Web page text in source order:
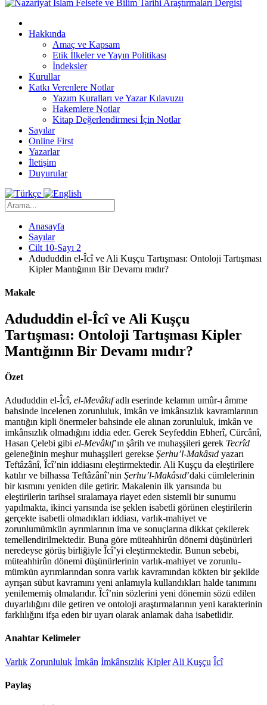
Hakkında
Amaç ve Kapsam
Etik İlkeler ve Yayın Politikası
İndeksler
Kurullar
Katkı Verenlere Notlar
Yazım Kuralları ve Yazar Kılavuzu
Hakemlere Notlar
Kitap Değerlendirmesi İçin Notlar
Sayılar
Online First
Yazarlar
İletişim
Duyurular
Anasayfa
Sayılar
Cilt 10-Sayı 2
Adududdin el-Îcî ve Ali Kuşçu Tartışması: Ontoloji Tartışması
Kipler Mantığının Bir Devamı mıdır?
Makale
Adududdin el-Îcî ve Ali Kuşçu
Tartışması: Ontoloji Tartışması Kipler
Mantığının Bir Devamı mıdır?
Özet
Adududdin el-Îcî, el-Mevâkıfadlı eserinde kelamın umûr-ı âmme
bahsinde incelenen zorunluluk, imkân ve imkânsızlık kavramlarının
mantığın kipli önermeler bahsinde ele alınan zorunluluk, imkân ve
imkânsızlık olmadığını iddia eder. Gerek Seyfeddin Ebherî, Cürcânî,
Hasan Çelebi gibi el-Mevâkıf’ın şârih ve muhaşşileri gerek Tecrîd
geleneğinin meşhur muhaşşileri gerekse Şerhu’l-Makâsıd yazarı
Teftâzânî, Îcî’nin iddiasını eleştirmektedir. Ali Kuşçu da eleştirilere
katılır ve bilhassa Teftâzânî’nin Şerhu’l-Makâsıd’daki cümlelerinin
bir kısmını yeniden dile getirir. Makalenin ilk yarısında bu
eleştirilerin tarihsel sıralamaya riayet eden sistemli bir sunumu
yapılmakta, ikinci yarısında ise şeklen isabetli görünen eleştirilerin
gerçekte isabetli olmadıkları iddiası, varlık-mahiyet ve
zorunlumümkün ayrımlarının ima ve sonuçlarına dikkat çekilerek
temellendirilmektedir. Buna göre müteahhirûn dönemi düşünürleri
neredeyse görüş birliğiyle Îcî’yi eleştirmektedir. Bunun sebebi,
müteahhirûn dönemi düşünürlerinin varlık-mahiyet ve zorunlu-
mümkün ayrımlarından sonra varlık kavramından kökten bir şekilde
ayrışan sübut kavramını yeni anlamıyla kullandıkları halde tanımını
yenilememiş olmalarıdır. Îcî’nin sözlerini yeni dönemin sözü edilen
duyarlılığını dile getiren ve ontoloji araştırmalarının yeni karakterinin
farklılığını ifşa eden bir uyarı olarak anlamak daha isabetlidir.
Anahtar Kelimeler
Varlık Zorunluluk İmkân İmkânsızlık Kipler Ali Kuşçu Îcî
Paylaş